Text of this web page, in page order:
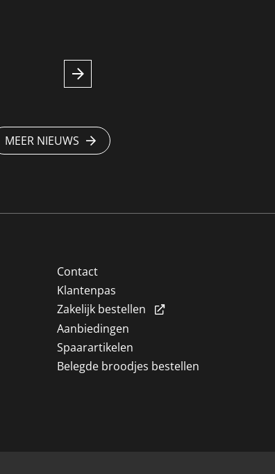
MEER NIEUWS
Contact
Klantenpas
Zakelijk bestellen
Aanbiedingen
Spaarartikelen
Belegde broodjes bestellen